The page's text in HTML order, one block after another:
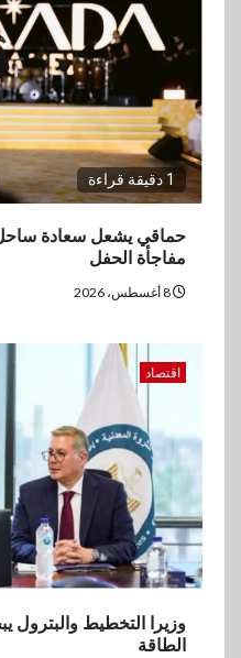
3
اقتصاد
ارتفاع
في
4 بنوك
البنك
يورو
2026
1 دقيقة قراءة
حماقي يشعل سعادة
مفاجأة الحفل
اقتصاد
وزيرا التخطيط والبترول
الطاقة